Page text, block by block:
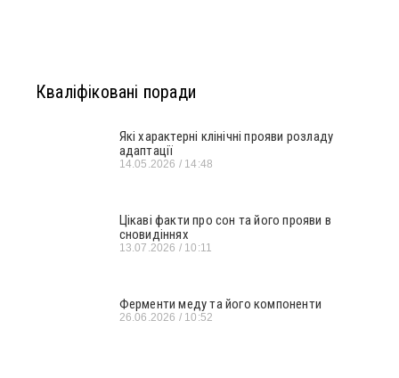
Кваліфіковані поради
Які характерні клінічні прояви розладу
адаптації
14.05.2026 14:48
Цікаві факти про сон та його прояви в
сновидіннях
13.07.2026 10:11
Ферменти меду та його компоненти
26.06.2026 10:52